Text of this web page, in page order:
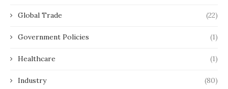
Global Trade (22)
Government Policies (1)
Healthcare (1)
Industry (80)